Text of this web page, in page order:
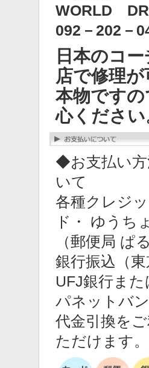
WORLD
092－202－
日本のコ
店で修理が
本物です
心ください
◆お支払い方
いて
各種クレジ
ド・ ゆうち
（郵便局 ぱ
銀行振込（
UFJ銀行また
パネットバン
代金引換を
ただけます。